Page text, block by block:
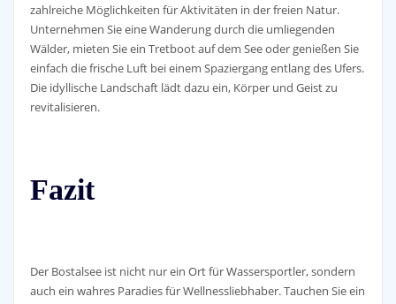
zahlreiche Möglichkeiten für Aktivitäten in der freien Natur.
Unternehmen Sie eine Wanderung durch die umliegenden
Wälder, mieten Sie ein Tretboot auf dem See oder genießen Sie
einfach die frische Luft bei einem Spaziergang entlang des Ufers.
Die idyllische Landschaft lädt dazu ein, Körper und Geist zu
revitalisieren.
Fazit
Der Bostalsee ist nicht nur ein Ort für Wassersportler, sondern
auch ein wahres Paradies für Wellnessliebhaber. Tauchen Sie ein